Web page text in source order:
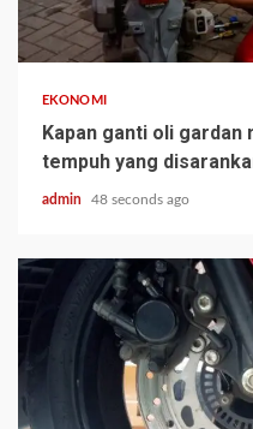
EKONOMI
Kapan ganti oli
tempuh yang
admin 48 seconds ago